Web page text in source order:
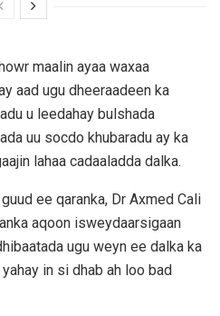
maalin ayaa waxaa
aad ugu dheeraadeen ka
u leedahay bulshada
uu socdo khubaradu ay ka
lahaa cadaaladda dalka.
ee qaranka, Dr Axmed Cali
aqoon isweydaarsigaan
ugu weyn ee dalka ka
in si dhab ah loo bad